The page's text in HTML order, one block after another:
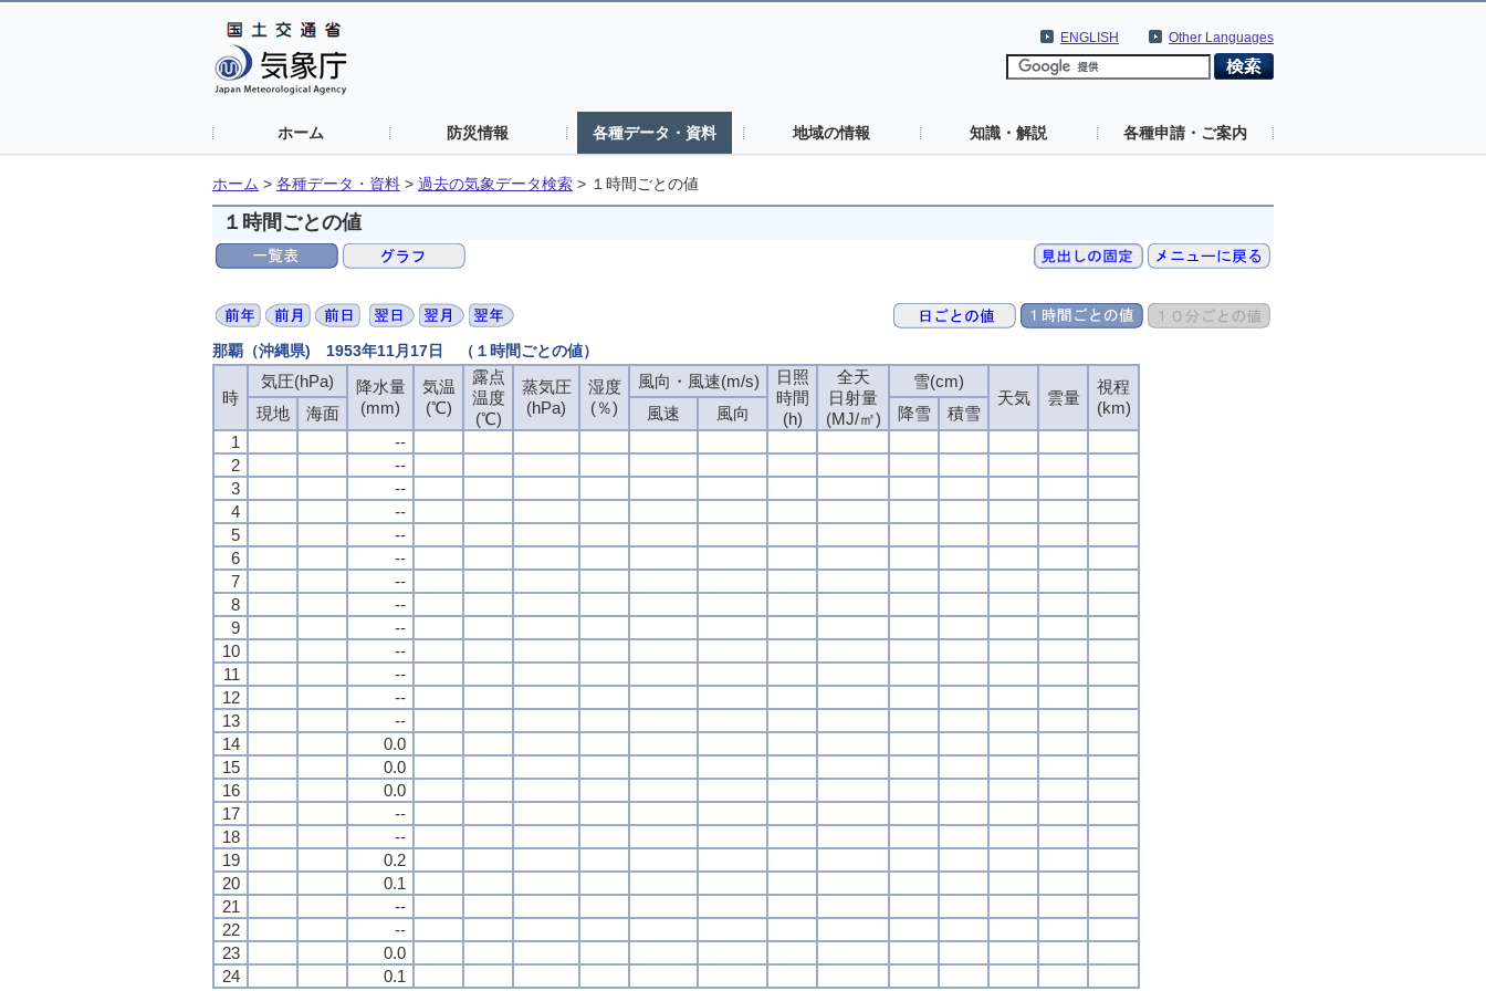
Other Languages
ENGLISH
ホーム 防災情報 各種データ・資料 地域の情報 知識・解説 各種申請・ご案内
ホーム > 各種データ・資料 > 過去の気象データ検索 > １時間ごとの値
１時間ごとの値
那覇（沖縄県) 1953年11月17日 （１時間ごとの値）
時
気圧(hPa)
降水量
(mm)
気温
(℃)
露点
温度
(℃)
蒸気圧
(hPa)
湿度
(％)
風向・風速(m/s)
日照
時間
(h)
全天
日射量
(MJ/㎡)
雪(cm)
天気
雲量
視程
(km)
現地 海面 風速 風向 降雪
積雪
1
--
2
--
3
--
4
--
5
--
6
--
7
--
8
--
9
--
10
--
11
--
12
--
13
--
14
0.0
15
0.0
16
0.0
17
--
18
--
19
0.2
20
0.1
21
--
22
--
23
0.0
24
0.1